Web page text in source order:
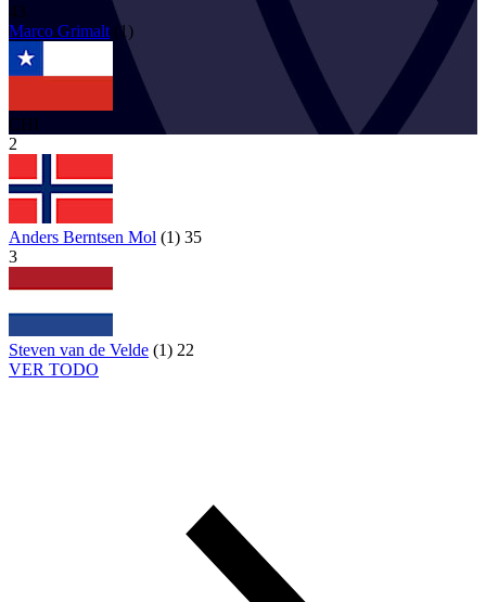
43
Marco Grimalt (1)
CHI
2
Anders Berntsen Mol (1) 35
3
Steven van de Velde (1) 22
VER TODO